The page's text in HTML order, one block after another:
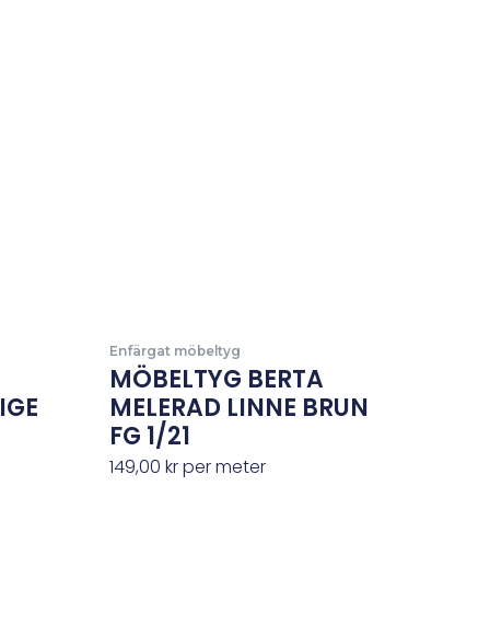
Enfärgat möbeltyg
MÖBELTYG BERTA
MELERAD LINNE BRUN
FG 1/21
149,00krper meter